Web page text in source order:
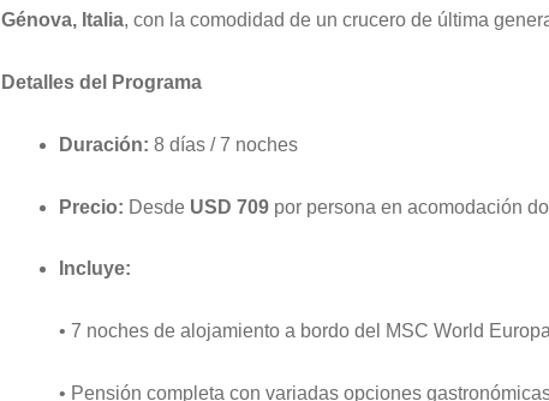
Génova, Italia, con la comodidad de un crucero de última
Detalles del Programa
Duración: 8 días / 7 noches
Precio: Desde USD 709 por persona en acomodación
Incluye:
• 7 noches de alojamiento a bordo del MSC World Europa
• Pensión completa con variadas opciones